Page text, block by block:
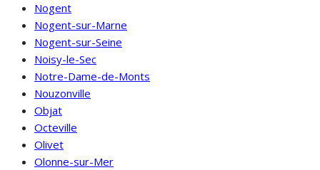
Nogent
Nogent-sur-Marne
Nogent-sur-Seine
Noisy-le-Sec
Notre-Dame-de-Monts
Nouzonville
Objat
Octeville
Olivet
Olonne-sur-Mer